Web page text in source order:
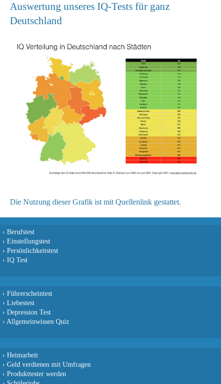
Auswertung unseres IQ-Tests für ganz
Deutschland
Die Nutzung dieser Grafik ist mit Quellenlink gestattet.
› Berufstest
› Einstellungstest
› Persönlichkeitstest
› IQ Test
› Führerscheintest
› Liebestest
› Depression Test
› Allgemeinwissen Quiz
› Heimarbeit
› Geld verdienen mit Umfragen
› Produkttester werden